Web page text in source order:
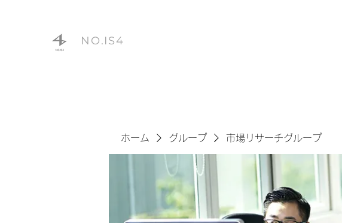
NO.IS4
ホーム グループ 市場リサーチグループ